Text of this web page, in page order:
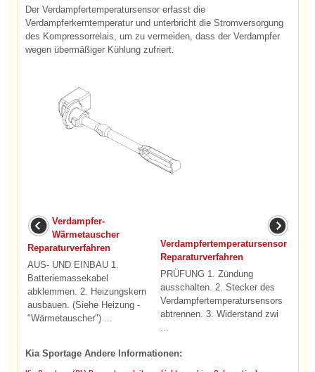
Der Verdampfertemperatursensor erfasst die
Verdampferkerntemperatur und unterbricht die Stromversorgung
des Kompressorrelais, um zu vermeiden, dass der Verdampfer
wegen übermäßiger Kühlung zufriert.
Verdampfer-
Wärmetauscher
Reparaturverfahren
AUS- UND EINBAU 1.
Batteriemassekabel
abklemmen. 2. Heizungskern
ausbauen. (Siehe Heizung -
"Wärmetauscher") ...
Verdampfertemperatursensor
Reparaturverfahren
PRÜFUNG 1. Zündung
ausschalten. 2. Stecker des
Verdampfertemperatursensors
abtrennen. 3. Widerstand zwi
...
Kia Sportage Andere Informationen: